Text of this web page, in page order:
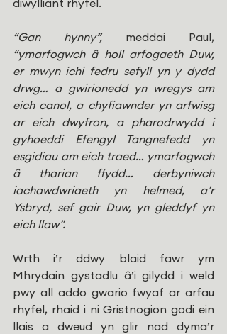
diwylliant rhyfel.
“Gan hynny”,
“ymarfogwch â holl arfogaeth Duw,
er mwyn ichi fedru sefyll yn y dydd
drwg… a gwirionedd yn wregys am
eich canol, a chyfiawnder yn arfwisg
ar eich dwyfron, a pharodrwydd i
gyhoeddi Efengyl Tangnefedd yn
esgidiau am eich traed… ymarfogwch
â tharian ffydd… derbyniwch
iachawdwriaeth yn helmed, a’r
Ysbryd, sef gair Duw, yn gleddyf yn
eich llaw”.
Wrth i’r ddwy blaid fawr ym
Mhrydain gystadlu â’i gilydd i weld
pwy all addo gwario fwyaf ar arfau
rhyfel, rhaid i ni Gristnogion godi ein
llais a dweud yn glir nad dyma’r